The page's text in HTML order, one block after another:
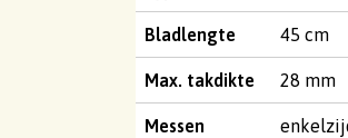
Bladlengte 45 cm
Max. takdikte 28 mm
Messen